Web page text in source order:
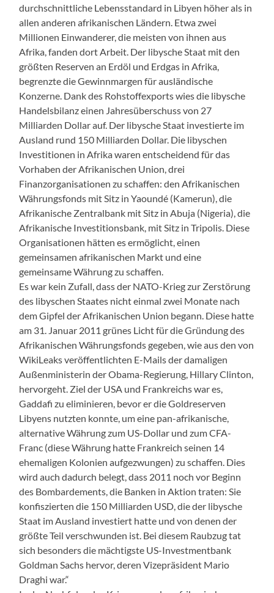
durchschnittliche Lebensstandard in Libyen höher als in
allen anderen afrikanischen Ländern. Etwa zwei
Millionen Einwanderer, die meisten von ihnen aus
Afrika, fanden dort Arbeit. Der libysche Staat mit den
größten Reserven an Erdöl und Erdgas in Afrika,
begrenzte die Gewinnmargen für ausländische
Konzerne. Dank des Rohstoffexports wies die libysche
Handelsbilanz einen Jahresüberschuss von 27
Milliarden Dollar auf. Der libysche Staat investierte im
Ausland rund 150 Milliarden Dollar. Die libyschen
Investitionen in Afrika waren entscheidend für das
Vorhaben der Afrikanischen Union, drei
Finanzorganisationen zu schaffen: den Afrikanischen
Währungsfonds mit Sitz in Yaoundé (Kamerun), die
Afrikanische Zentralbank mit Sitz in Abuja (Nigeria), die
Afrikanische Investitionsbank, mit Sitz in Tripolis. Diese
Organisationen hätten es ermöglicht, einen
gemeinsamen afrikanischen Markt und eine
gemeinsame Währung zu schaffen.
Es war kein Zufall, dass der NATO-Krieg zur Zerstörung
des libyschen Staates nicht einmal zwei Monate nach
dem Gipfel der Afrikanischen Union begann. Diese hatte
am 31. Januar 2011 grünes Licht für die Gründung des
Afrikanischen Währungsfonds gegeben, wie aus den von
WikiLeaks veröffentlichten E-Mails der damaligen
Außenministerin der Obama-Regierung, Hillary Clinton,
hervorgeht. Ziel der USA und Frankreichs war es,
Gaddafi zu eliminieren, bevor er die Goldreserven
Libyens nutzten konnte, um eine pan-afrikanische,
alternative Währung zum US-Dollar und zum CFA-
Franc (diese Währung hatte Frankreich seinen 14
ehemaligen Kolonien aufgezwungen) zu schaffen. Dies
wird auch dadurch belegt, dass 2011 noch vor Beginn
des Bombardements, die Banken in Aktion traten: Sie
konfiszierten die 150 Milliarden USD, die der libysche
Staat im Ausland investiert hatte und von denen der
größte Teil verschwunden ist. Bei diesem Raubzug tat
sich besonders die mächtigste US-Investmentbank
Goldman Sachs hervor, deren Vizepräsident Mario
Draghi war.“